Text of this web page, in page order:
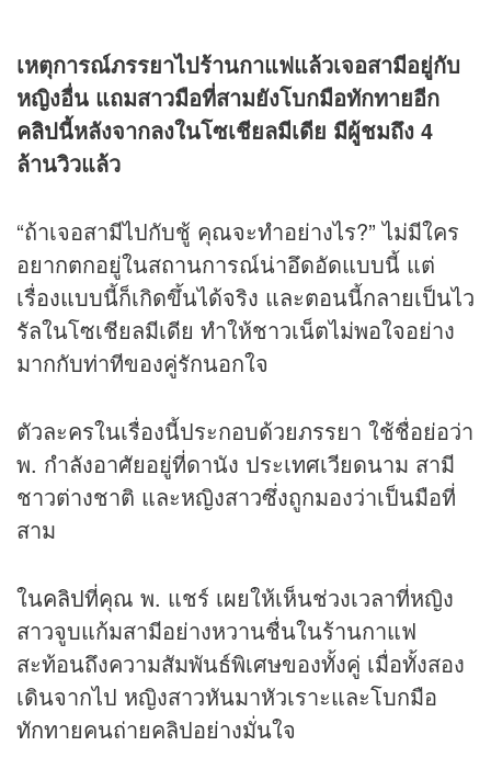
เหตุการณ์ภรรยาไปร้านกาแฟแล้วเจอสามีอยู่กับ
หญิงอื่น แถมสาวมือที่สามยังโบกมือทักทายอีก
คลิปนี้หลังจากลงในโซเชียลมีเดีย มีผู้ชมถึง 4
ล้านวิวแล้ว
“ถ้าเจอสามีไปกับชู้ คุณจะทำอย่างไร?” ไม่มีใคร
อยากตกอยู่ในสถานการณ์น่าอึดอัดแบบนี้ แต่
เรื่องแบบนี้ก็เกิดขึ้นได้จริง และตอนนี้กลายเป็นไว
รัลในโซเชียลมีเดีย ทำให้ชาวเน็ตไม่พอใจอย่าง
มากกับท่าทีของคู่รักนอกใจ
ตัวละครในเรื่องนี้ประกอบด้วยภรรยา ใช้ชื่อย่อว่า
พ. กำลังอาศัยอยู่ที่ดานัง ประเทศเวียดนาม สามี
ชาวต่างชาติ และหญิงสาวซึ่งถูกมองว่าเป็นมือที่
สาม
ในคลิปที่คุณ พ. แชร์ เผยให้เห็นช่วงเวลาที่หญิง
สาวจูบแก้มสามีอย่างหวานชื่นในร้านกาแฟ
สะท้อนถึงความสัมพันธ์พิเศษของทั้งคู่ เมื่อทั้งสอง
เดินจากไป หญิงสาวหันมาหัวเราะและโบกมือ
ทักทายคนถ่ายคลิปอย่างมั่นใจ